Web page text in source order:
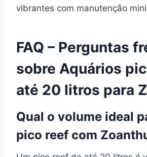
vibrantes com manutenção
FAQ – Perguntas
sobre Aquários
até 20 litros para
Qual o volume ideal
pico reef com